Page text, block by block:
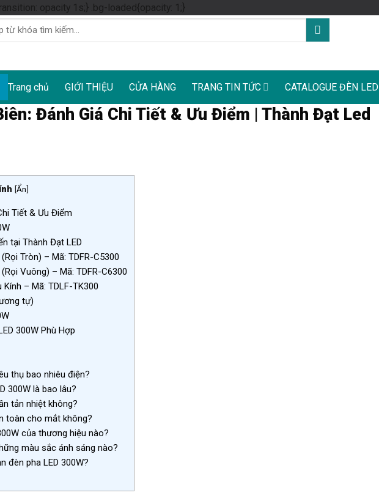
opacity 1s;} .bg-loaded{opacity: 1;}Skip
to
Trang chủ GIỚI THIỆU CỬA HÀNG TRANG TIN TỨC CATALOGUE ĐÈN LED
Đánh Giá Chi Tiết & Ưu Điểm | Thành Đạt Led
[Ẩn]
Tiết & Ưu Điểm
tại Thành Đạt LED
Tròn) – Mã: TDFR-C5300
Vuông) – Mã: TDFR-C6300
Kính – Mã: TDLF-TK300
tự)
300W Phù Hợp
thụ bao nhiêu điện?
300W là bao lâu?
tản nhiệt không?
toàn cho mắt không?
của thương hiệu nào?
màu sắc ánh sáng nào?
đèn pha LED 300W?